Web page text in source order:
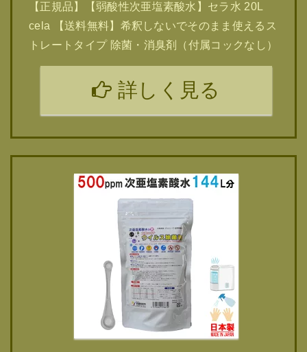
【正規品】【弱酸性次亜塩素酸水】セラ水 20L
cela 【送料無料】希釈しないでそのまま使えるス
トレートタイプ 除菌・消臭剤（付属コックなし）
詳しく見る